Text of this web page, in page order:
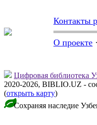
Контакты
О проекте ·
Цифровая библиотека
2020-2026, BIBLIO.UZ -
(открыть карту)
Сохраняя наследие